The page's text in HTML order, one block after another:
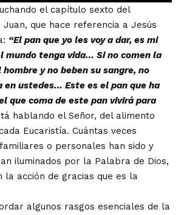
el capítulo sexto del
Juan, que hace referencia a Jesús
“El pan que yo les voy a dar, es mi
mundo tenga vida… Si no comen la
y no beben su sangre, no
en ustedes… Este es el pan que ha
que coma de este pan vivirá para
hablando el Señor, del alimento
Eucaristía. Cuántas veces
o personales han sido y
iluminados por la Palabra de Dios,
la acción de gracias que es la
algunos rasgos esenciales de la